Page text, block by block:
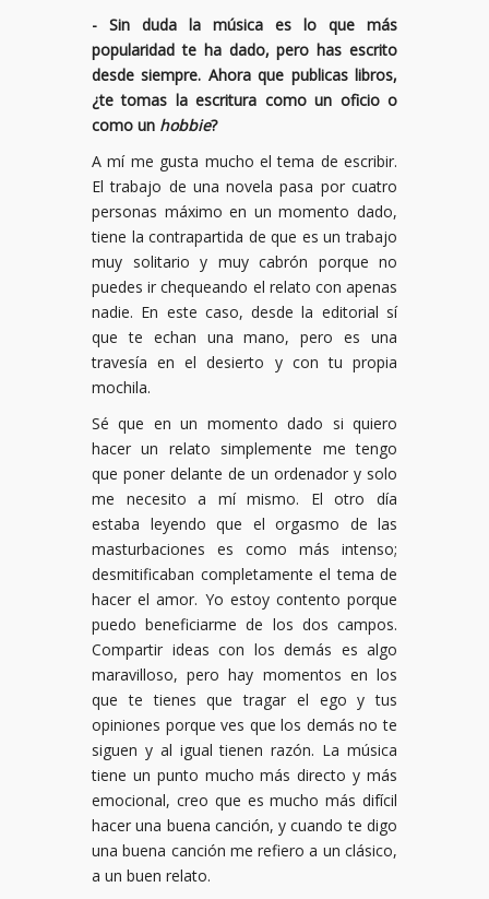
- Sin duda la música es lo que más
popularidad te ha dado, pero has escrito
desde siempre. Ahora que publicas libros,
¿te tomas la escritura como un oficio o
como un hobbie?
A mí me gusta mucho el tema de escribir.
El trabajo de una novela pasa por cuatro
personas máximo en un momento dado,
tiene la contrapartida de que es un trabajo
muy solitario y muy cabrón porque no
puedes ir chequeando el relato con apenas
nadie. En este caso, desde la editorial sí
que te echan una mano, pero es una
travesía en el desierto y con tu propia
mochila.
Sé que en un momento dado si quiero
hacer un relato simplemente me tengo
que poner delante de un ordenador y solo
me necesito a mí mismo. El otro día
estaba leyendo que el orgasmo de las
masturbaciones es como más intenso;
desmitificaban completamente el tema de
hacer el amor. Yo estoy contento porque
puedo beneficiarme de los dos campos.
Compartir ideas con los demás es algo
maravilloso, pero hay momentos en los
que te tienes que tragar el ego y tus
opiniones porque ves que los demás no te
siguen y al igual tienen razón. La música
tiene un punto mucho más directo y más
emocional, creo que es mucho más difícil
hacer una buena canción, y cuando te digo
una buena canción me refiero a un clásico,
a un buen relato.